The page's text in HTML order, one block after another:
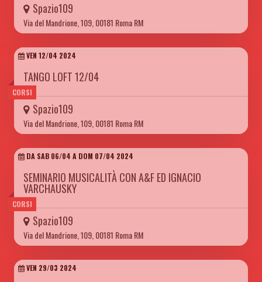
Spazio109
Via del Mandrione, 109, 00181 Roma RM
CORSI
VEN 12/04 2024
TANGO LOFT 12/04
Spazio109
Via del Mandrione, 109, 00181 Roma RM
CORSI
DA SAB 06/04 A DOM 07/04 2024
SEMINARIO MUSICALITÀ CON A&F ED IGNACIO
VARCHAUSKY
Spazio109
Via del Mandrione, 109, 00181 Roma RM
VEN 29/03 2024